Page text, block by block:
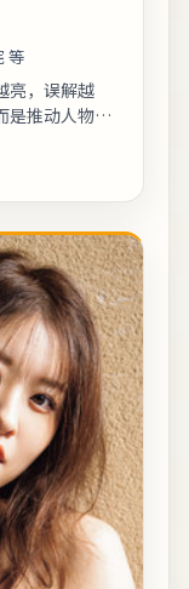
等
亮，误解越
是推动人物完
雪国...